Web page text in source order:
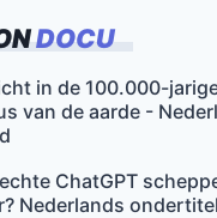
DOCU
in de 100.000-
van de aarde -
ChatGPT
Nederlands
l
e
dI
n
s
A
p
p